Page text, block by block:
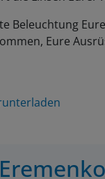
Beleuchtung
Eure